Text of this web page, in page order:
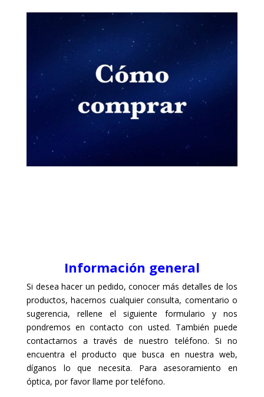
Información general
Si desea hacer un pedido, conocer más detalles de los
productos, hacernos cualquier consulta, comentario o
sugerencia, rellene el siguiente formulario y nos
pondremos en contacto con usted. También puede
contactarnos a través de nuestro teléfono. Si no
encuentra el producto que busca en nuestra web,
díganos lo que necesita. Para asesoramiento en
óptica, por favor llame por teléfono.